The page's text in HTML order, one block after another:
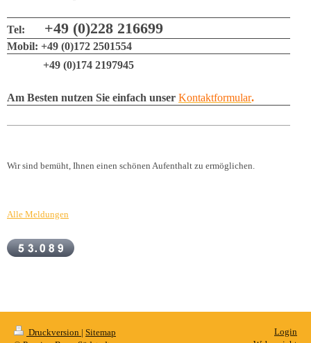
Tel: +49 (0)228 216699
Mobil: +49 (0)172 2501554
+49 (0)174 2197945
Am Besten nutzen Sie einfach unser Kontaktformular.
Wir sind bemüht, Ihnen einen schönen Aufenthalt zu ermöglichen.
Alle Meldungen
Druckversion | Sitemap
Login